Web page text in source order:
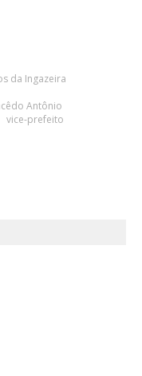
da Ingazeira
Antônio
vice-prefeito